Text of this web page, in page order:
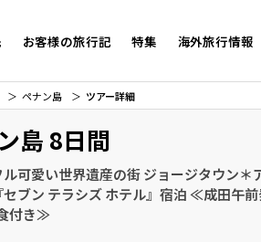
お客様の旅行記 特集 海外旅行情報
ペナン島 ツアー詳細
島 8日間
可愛い世界遺産の街 ジョージタウン＊
ブン テラシズ ホテル』宿泊 ≪成田午
付き≫